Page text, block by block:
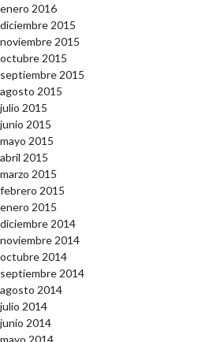
enero 2016
diciembre 2015
noviembre 2015
octubre 2015
septiembre 2015
agosto 2015
julio 2015
junio 2015
mayo 2015
abril 2015
marzo 2015
febrero 2015
enero 2015
diciembre 2014
noviembre 2014
octubre 2014
septiembre 2014
agosto 2014
julio 2014
junio 2014
mayo 2014